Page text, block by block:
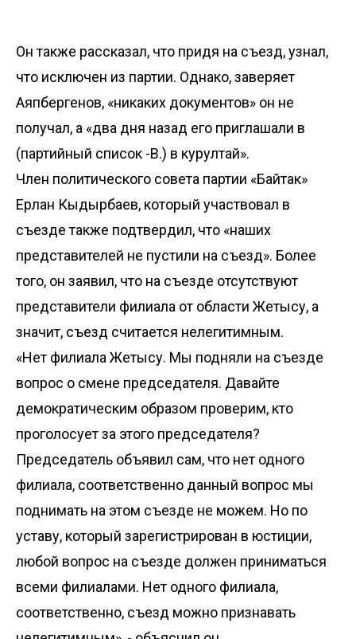
Он также рассказал, что придя на съезд, узнал,
что исключен из партии. Однако, заверяет
Аяпбергенов, «никаких документов» он не
получал, а «два дня назад его приглашали в
(партийный список -В.) в курултай».
Член политического совета партии «Байтак»
Ерлан Кыдырбаев, который участвовал в
съезде также подтвердил, что «наших
представителей не пустили на съезд». Более
того, он заявил, что на съезде отсутствуют
представители филиала от области Жетысу, а
значит, съезд считается нелегитимным.
«Нет филиала Жетысу. Мы подняли на съезде
вопрос о смене председателя. Давайте
демократическим образом проверим, кто
проголосует за этого председателя?
Председатель объявил сам, что нет одного
филиала, соответственно данный вопрос мы
поднимать на этом съезде не можем. Но по
уставу, который зарегистрирован в юстиции,
любой вопрос на съезде должен приниматься
всеми филиалами. Нет одного филиала,
соответственно, съезд можно признавать